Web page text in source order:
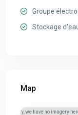
Groupe
Stockage
Map
Sorry, we have no imagery